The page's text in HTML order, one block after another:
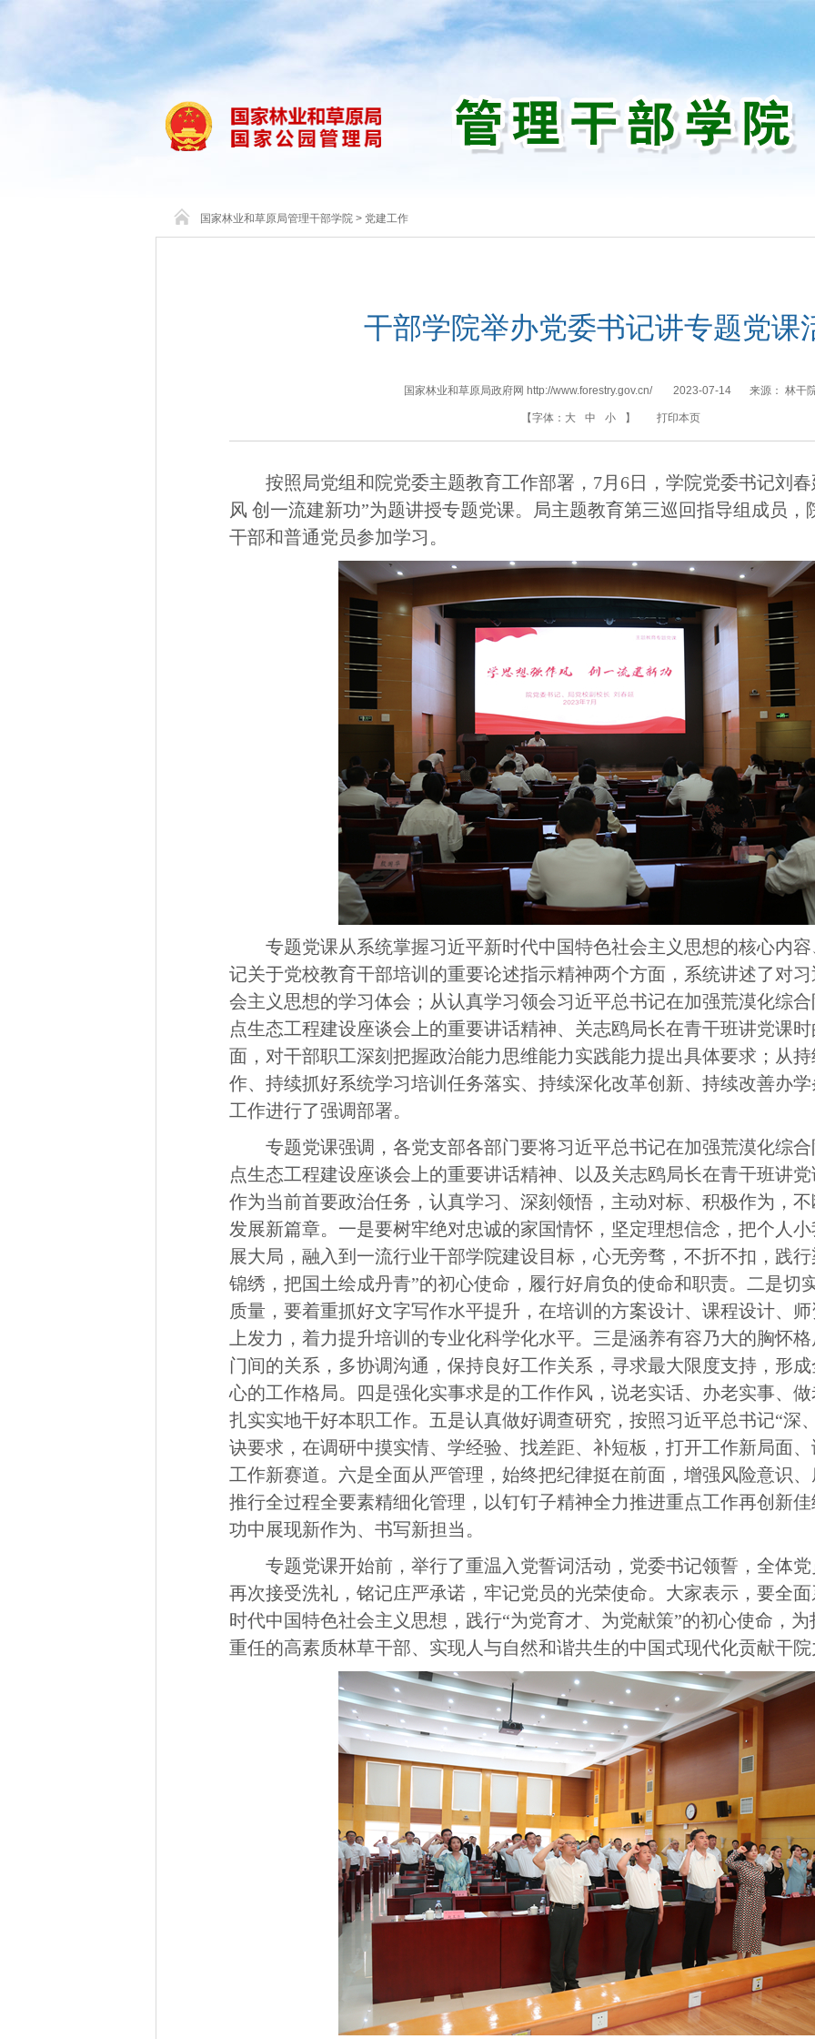
国家林业和草原局管理干部学院 > 党建工作
干部学院举办党委书记讲专题党课
国家林业和草原局政府网 http://www.forestry.gov.cn/ 2023-07-14 来源： 林干
【字体： 大 中 小 】 打印本页
按照局党组和院党委主题教育工作部署，7月6日，学院党委书记刘
风 创一流建新功”为题讲授专题党课。局主题教育第三巡回指导组成员，
干部和普通党员参加学习。
专题党课从系统掌握习近平新时代中国特色社会主义思想的核心内
记关于党校教育干部培训的重要论述指示精神两个方面，系统讲述了对
会主义思想的学习体会；从认真学习领会习近平总书记在加强荒漠化综
点生态工程建设座谈会上的重要讲话精神、关志鸥局长在青干班讲党课
面，对干部职工深刻把握政治能力思维能力实践能力提出具体要求；从
作、持续抓好系统学习培训任务落实、持续深化改革创新、持续改善办
工作进行了强调部署。
专题党课强调，各党支部各部门要将习近平总书记在加强荒漠化综
点生态工程建设座谈会上的重要讲话精神、以及关志鸥局长在青干班讲
作为当前首要政治任务，认真学习、深刻领悟，主动对标、积极作为，
发展新篇章。一是要树牢绝对忠诚的家国情怀，坚定理想信念，把个人
展大局，融入到一流行业干部学院建设目标，心无旁骛，不折不扣，践
锦绣，把国土绘成丹青”的初心使命，履行好肩负的使命和职责。二是切
质量，要着重抓好文字写作水平提升，在培训的方案设计、课程设计、
上发力，着力提升培训的专业化科学化水平。三是涵养有容乃大的胸怀
门间的关系，多协调沟通，保持良好工作关系，寻求最大限度支持，形
心的工作格局。四是强化实事求是的工作作风，说老实话、办老实事、
扎实实地干好本职工作。五是认真做好调查研究，按照习近平总书记“深
诀要求，在调研中摸实情、学经验、找差距、补短板，打开工作新局面
工作新赛道。六是全面从严管理，始终把纪律挺在前面，增强风险意识
推行全过程全要素精细化管理，以钉钉子精神全力推进重点工作再创新
功中展现新作为、书写新担当。
专题党课开始前，举行了重温入党誓词活动，党委书记领誓，全体
再次接受洗礼，铭记庄严承诺，牢记党员的光荣使命。大家表示，要全
时代中国特色社会主义思想，践行“为党育才、为党献策”的初心使命，
重任的高素质林草干部、实现人与自然和谐共生的中国式现代化贡献干